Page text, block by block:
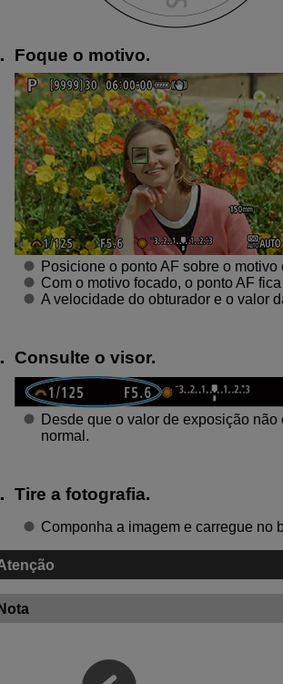
Foque o motivo.
Posicione o ponto AF sobre o
Com o motivo focado, o ponto AF
A velocidade do obturador e o valor
Consulte o visor.
Desde que o valor de exposição
normal.
Tire a fotografia.
Componha a imagem e carregue no
Nota